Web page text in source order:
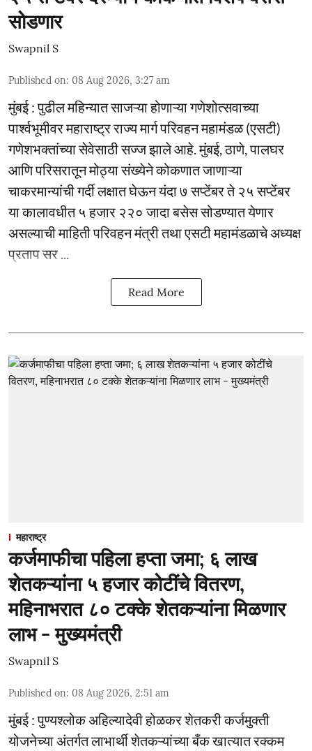
सोडणार
Swapnil S
Published on: 08 Aug 2026, 3:27 am
मुंबई : पुढील महिन्यात साजऱ्या होणाऱ्या गणेशोत्सवाच्या
पार्श्वभूमीवर महाराष्ट्र राज्य मार्ग परिवहन महामंडळ (एसटी)
गणेशभक्तांच्या सेवेसाठी सज्ज झाले आहे. मुंबई, ठाणे, पालघर
आणि परिसरातून मोठ्या संख्येने कोकणात जाणाऱ्या
चाकरमान्यांची गर्दी लक्षात घेऊन यंदा ७ सप्टेंबर ते २५ सप्टेंबर
या कालावधीत ५ हजार २२० जादा बसेस सोडण्यात येणार
असल्याची माहिती परिवहन मंत्री तथा एसटी महामंडळाचे अध्यक्ष
प्रताप सर ...
Read More
महाराष्ट्र
कर्जमाफीचा पहिला हप्ता जमा; ६ लाख
शेतकऱ्यांना ५ हजार कोटींचे वितरण,
महिनाभरात ८० टक्के शेतकऱ्यांना मिळणार
लाभ - मुख्यमंत्री
Swapnil S
Published on: 08 Aug 2026, 2:51 am
मुंबई : पुण्यश्लोक अहिल्यादेवी होळकर शेतकरी कर्जमुक्ती
योजनेच्या अंतर्गत लाभार्थी शेतकऱ्यांच्या बँक खात्यात रक्कम